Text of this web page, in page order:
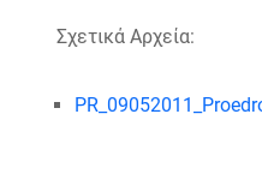
Σχετικά Αρχεία: